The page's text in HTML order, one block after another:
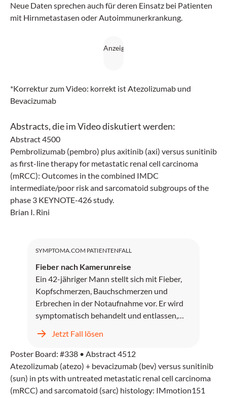
Neue Daten sprechen auch für deren Einsatz bei Patienten
mit Hirnmetastasen oder Autoimmunerkrankung.
*Korrektur zum Video: korrekt ist Atezolizumab und
Bevacizumab
Abstracts, die im Video diskutiert werden:
Abstract 4500
Pembrolizumab (pembro) plus axitinib (axi) versus sunitinib
as first-line therapy for metastatic renal cell carcinoma
(mRCC): Outcomes in the combined IMDC
intermediate/poor risk and sarcomatoid subgroups of the
phase 3 KEYNOTE-426 study.
Brian I. Rini
SYMPTOMA.COM PATIENTENFALL
Fieber nach Kamerunreise
Ein 42-jähriger Mann stellt sich mit Fieber,
Kopfschmerzen, Bauchschmerzen und
Erbrechen in der Notaufnahme vor. Er wird
symptomatisch behandelt und entlassen,
kehrt jedoch zwei Tage später mit
unstillbarem Erbrechen, Kopfschmerzen und
progredientem Fieber zurück.
Jetzt Fall lösen
Poster Board: #338 • Abstract 4512
Atezolizumab (atezo) + bevacizumab (bev) versus sunitinib
(sun) in pts with untreated metastatic renal cell carcinoma
(mRCC) and sarcomatoid (sarc) histology: IMmotion151